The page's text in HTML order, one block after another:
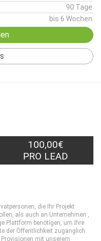
90 Tage
bis 6 Wochen
100,00€
PRO LEAD
die Ihr Projekt
als auch an Unternehmen ,
Plattform benötigen, um Ihre
der Öffentlichkeit zugänglich
mit unserem